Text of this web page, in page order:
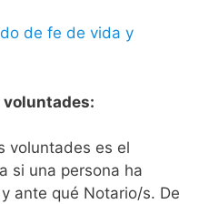
de fe de vida y
voluntades es el
si una persona ha
ante qué Notario/s. De